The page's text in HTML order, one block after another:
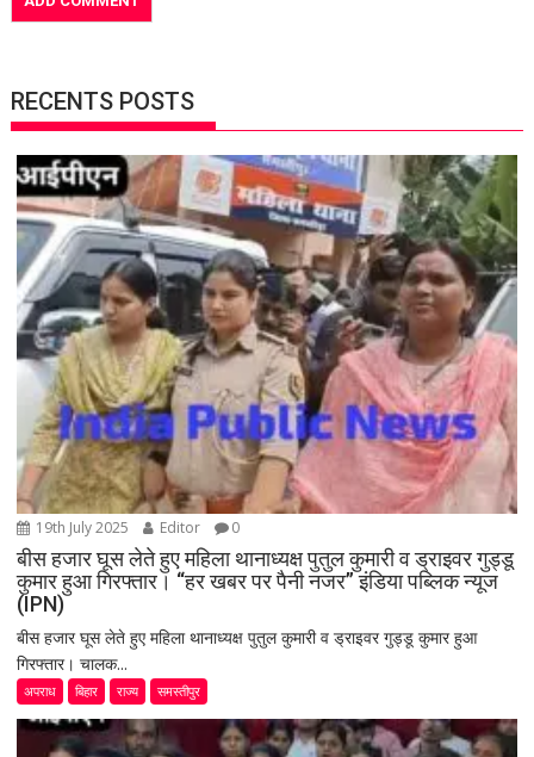
RECENTS POSTS
19th July 2025 Editor 0
बीस हजार घूस लेते हुए महिला थानाध्यक्ष पुतुल कुमारी व ड्राइवर गुड्डू
कुमार हुआ गिरफ्तार। “हर खबर पर पैनी नजर” इंडिया पब्लिक न्यूज
(IPN)
बीस हजार घूस लेते हुए महिला थानाध्यक्ष पुतुल कुमारी व ड्राइवर गुड्डू कुमार हुआ
गिरफ्तार। चालक...
अपराध बिहार राज्य समस्तीपुर